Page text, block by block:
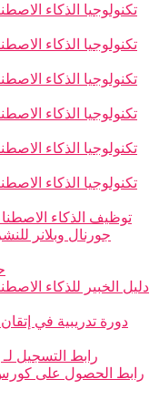
تكنولوجيا الذكاء
تكنولوجيا الذكاء
تكنولوجيا الذكاء
تكنولوجيا الذكاء
تكنولوجيا الذكاء
تكنولوجيا الذكاء
توظيف الذكاء
جورنال وبلانر
دليل الخبير للذكاء
دورة تدريبية في
رابط التسجيل لـ